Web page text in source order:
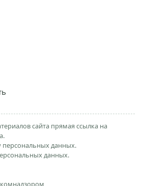
сайта прямая ссылка на
персональных данных.
данных.